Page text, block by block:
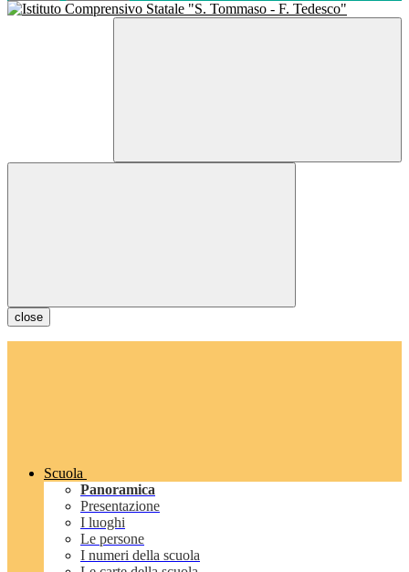
close
Scuola
Panoramica
Presentazione
I luoghi
Le persone
I numeri della scuola